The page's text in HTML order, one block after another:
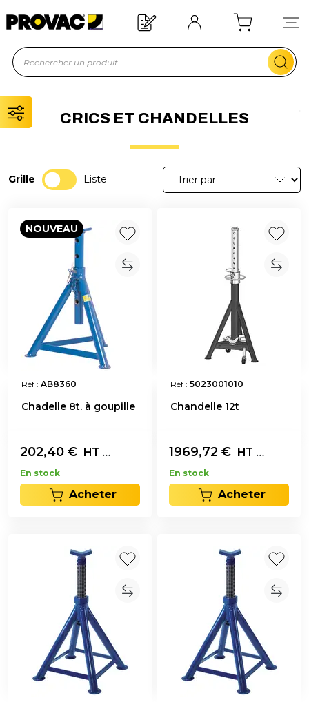
Offre de bienvenue : 20€
En savoir plus
CRICS ET CHANDELLES
Grille Liste
NOUVEAU
Réf : AB8360
Chadelle 8t. à goupille
202,40 € HT L'unité
En stock
Acheter
Réf : 5023001010
Chandelle 12t
1969,72 € HT L'unité
En stock
Acheter